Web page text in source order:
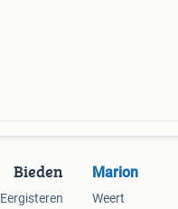
Bieden
Eergisteren
Marion
Weert